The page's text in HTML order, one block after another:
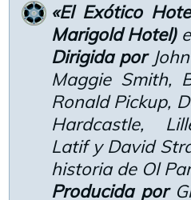
«El Exótico
Marigold Hotel)
Dirigida por
Maggie Smith,
Ronald Pickup,
Hardcastle,
Latif y David
historia de Ol
Producida por